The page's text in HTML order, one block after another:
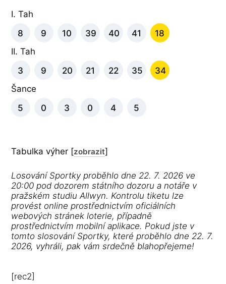
I. Tah
8
9 10 39 40 41
18
II. Tah
3
9 20 21 22 35
34
Šance
5
0 3 0 4 5
Tabulka výher [zobrazit]
Losování Sportky proběhlo dne 22. 7. 2026 ve
20:00 pod dozorem státního dozoru a notáře v
pražském studiu Allwyn. Kontrolu tiketu lze
provést online prostřednictvím oficiálních
webových stránek loterie, případně
prostřednictvím mobilní aplikace. Pokud jste v
tomto slosování Sportky, které proběhlo dne 22. 7.
2026, vyhráli, pak vám srdečně blahopřejeme!
[rec2]